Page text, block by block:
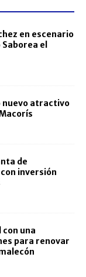
en escenario
el
nuevo atractivo
de
inversión
una
para renovar